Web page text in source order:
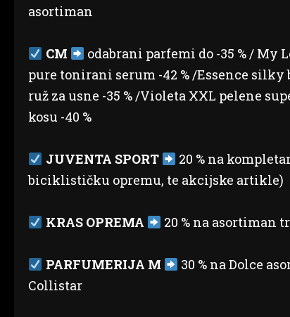
asortiman
CM
odabrani parfemi do -35 % / My
pure tonirani serum -42 % /Essence
ruž za usne -35 % /Violeta XXL pelene
kosu -40 %
JUVENTA SPORT
20 % na
biciklističku opremu, te akcijske artikle)
KRAS OPREMA 20 % na asortiman
PARFUMERIJA M
30 % na Dolce
Collistar